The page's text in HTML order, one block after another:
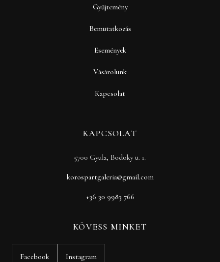
Gyűjtemény
Bemutatkozás
Események
Vásárolunk
Kapcsolat
KAPCSOLAT
5700 Gyula, Bodoky u. 1.
korospartgaleria@gmail.com
+36 30 9983 766
KÖVESS MINKET
Facebook Instagram